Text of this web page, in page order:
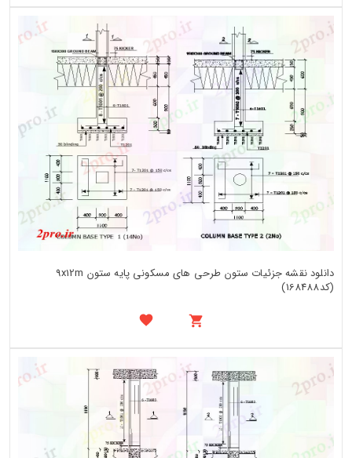
دانلود نقشه جزئیات ستون طرحی های مسکونی پایه ستون 9x12m
(کد168488)